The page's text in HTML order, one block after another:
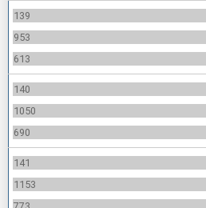
139
953
613
140
1050
690
141
1153